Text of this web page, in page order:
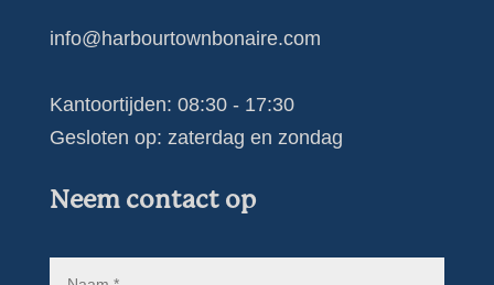
info@harbourtownbonaire.com
Kantoortijden: 08:30 - 17:30
Gesloten op: zaterdag en zondag
Neem contact op